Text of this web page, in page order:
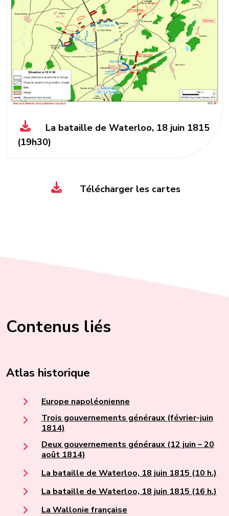
La bataille de Waterloo, 18 juin 1815
(19h30)
Télécharger les cartes
Contenus liés
Atlas historique
Europe napoléonienne
Trois gouvernements généraux (février-juin
1814)
Deux gouvernements généraux (12 juin – 20
août 1814)
La bataille de Waterloo, 18 juin 1815 (10 h.)
La bataille de Waterloo, 18 juin 1815 (16 h.)
La Wallonie française